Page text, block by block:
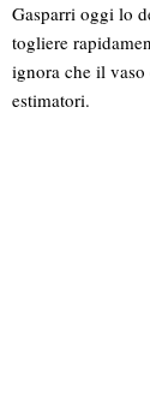
Gasparri oggi lo
togliere
ignora che il
estimatori.